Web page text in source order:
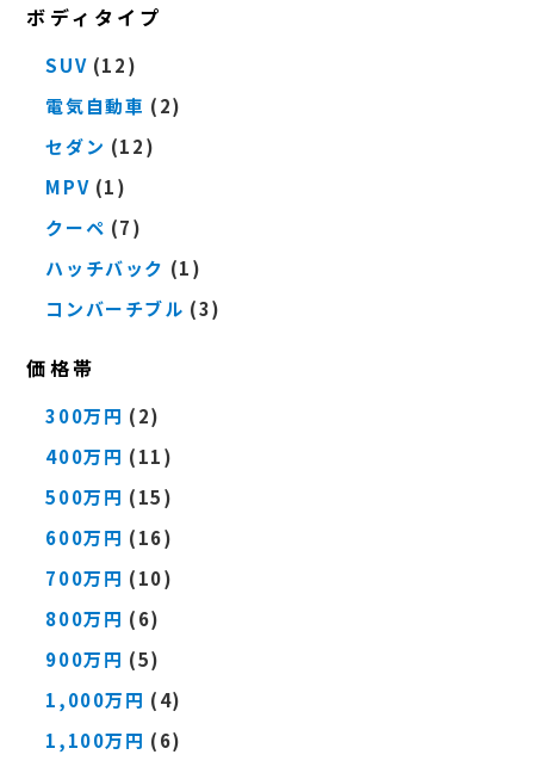
ボディタイプ
SUV (12)
電気自動車 (2)
セダン (12)
MPV (1)
クーペ (7)
ハッチバック (1)
コンバーチブル (3)
価格帯
300万円 (2)
400万円 (11)
500万円 (15)
600万円 (16)
700万円 (10)
800万円 (6)
900万円 (5)
1,000万円 (4)
1,100万円 (6)